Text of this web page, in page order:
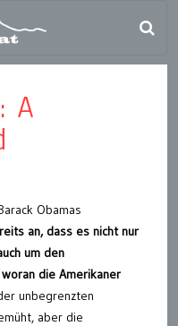
A
Obamas
an, dass es nicht nur
um den
die Amerikaner
unbegrenzten
aber die